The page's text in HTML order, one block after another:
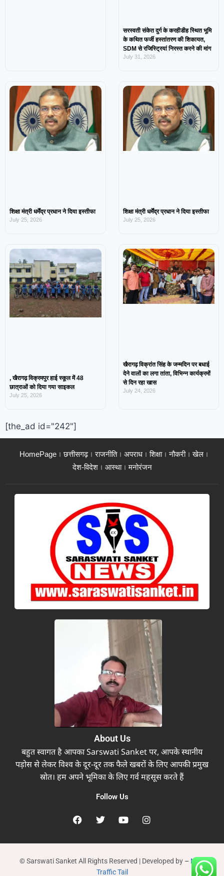
सरस्वती संकेत दुर्ग के करहीडीह स्थित भूमि
के कथित फर्जी हस्तांतरण की शिकायत,
SDM से रजिस्ट्रियां निरस्त करने की मांग
July 31, 2026
शिक्षा मंत्री धर्मेंद्र प्रधान ने दिया इस्तीफा
July 25, 2026
शिक्षा मंत्री धर्मेंद्र प्रधान ने दिया इस्तीफा
July 25, 2026
, खैरागढ़ विक्रमपुर हाई स्कूल में 48
छात्राओं को दिया गया साइकल
July 25, 2026
खैरागढ़ विक्रांत सिंह के जन्मदिन पर बधाई
देने वालों का लगा तांता, विभिन्न कार्यक्रमों
से दिन रहा खास
July 24, 2026
[the_ad id="242"]
HomePage छत्तीसगढ़ राजनीति अपराध शिक्षा नौकरी
खेल
देश-विदेश
आस्था मनोरंजन
About Us
बहुत स्वागत है आपका Sarswati Sanket पर, आपके स्थानीय
पड़ोस से लेकर विश्व के दूर-दूर तक फैले खबरों के लिए आपकी प्रमुख
स्रोत। हम अपने भूमिका के लिए गर्व महसूस करते हैं
Follow Us
© Sarswati Sanket All Rights Reserved | Developed by – New
Traffic Tail